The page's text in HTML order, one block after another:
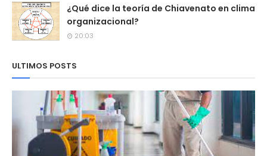
¿Qué dice la teoría de Chiavenato en clima
organizacional?
20:03
ULTIMOS POSTS